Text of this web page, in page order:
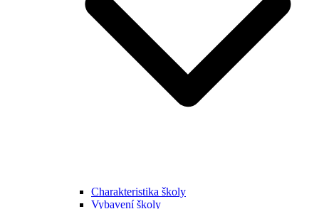
Charakteristika školy
Vybavení školy